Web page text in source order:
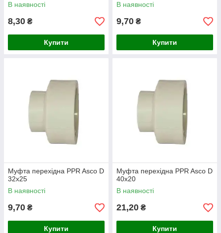
В наявності
8,30 ₴
Купити
В наявності
9,70 ₴
Купити
Муфта перехідна PPR Asco D
32х25
В наявності
9,70 ₴
Купити
Муфта перехідна PPR Asco D
40х20
В наявності
21,20 ₴
Купити